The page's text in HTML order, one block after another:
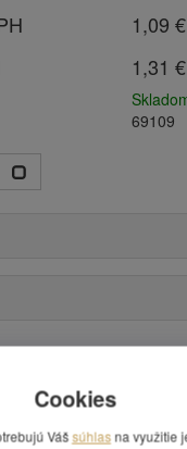
1,09 €
1,31 €
69109
Cookies
Vášsúhlas na využitie